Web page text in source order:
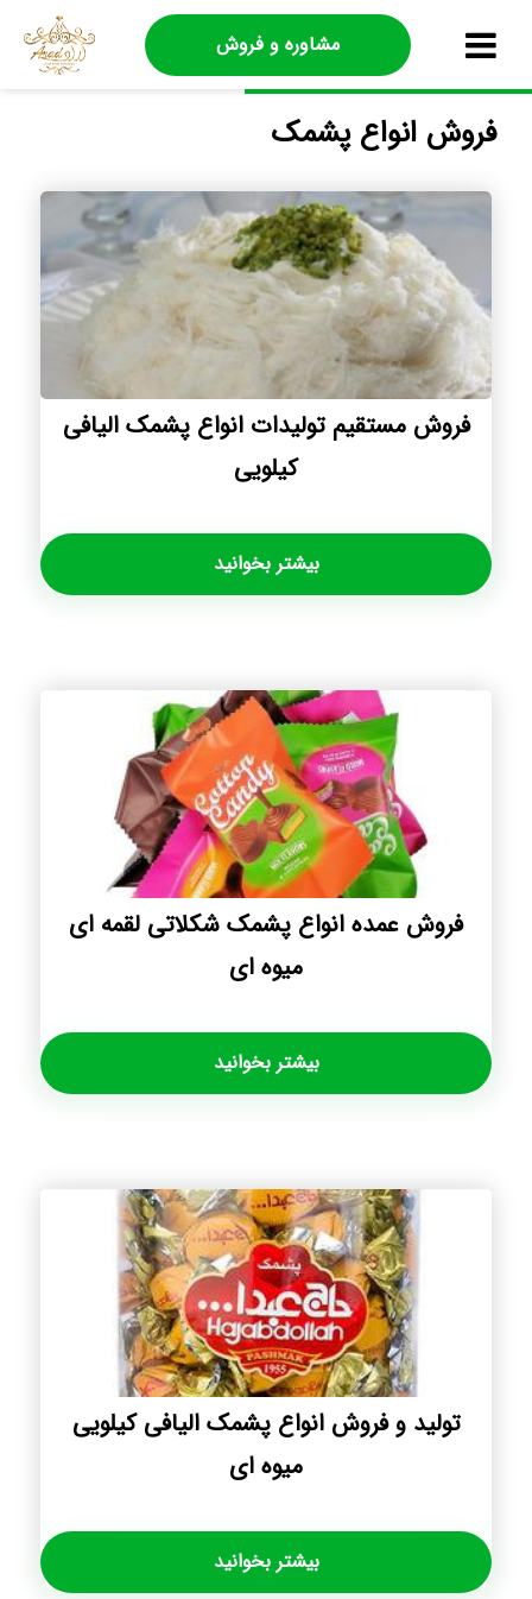
مشاوره و فروش
فروش انواع پشمک
فروش مستقیم تولیدات انواع پشمک الیافی
کیلویی
بیشتر بخوانید
فروش عمده انواع پشمک شکلاتی لقمه ای
میوه ای
بیشتر بخوانید
تولید و فروش انواع پشمک الیافی کیلویی
میوه ای
بیشتر بخوانید